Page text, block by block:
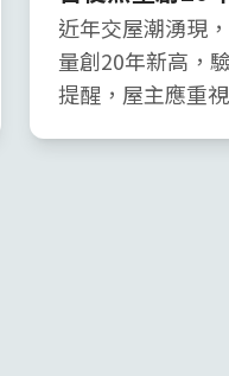
糾紛
近年交屋潮湧現
量創20年新高，
提醒，屋主應重